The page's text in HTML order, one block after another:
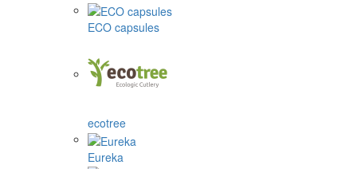
ECO capsules
ecotree
Eureka